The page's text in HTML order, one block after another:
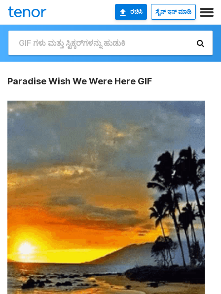
ರಚಿಸಿ ಸೈನ್ ಇನ್ ಮಾಡಿ
Paradise Wish We Were Here GIF